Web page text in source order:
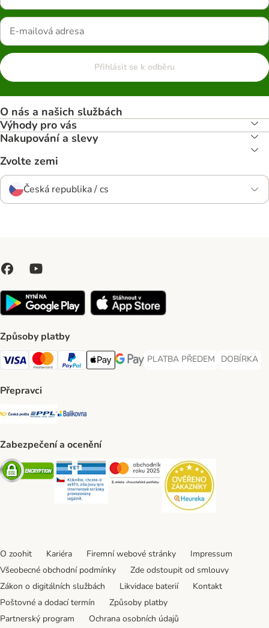
Přihlásit se k odběru
O nás a našich službách
Výhody pro vás
Nakupování a slevy
Zvolte zemi
Česká republika / cs
Způsoby platby
Visa Payment Method
Mastercard Payment Method
PayPal Payment Method
Apple pay Payment Method
GooglePay Payment Method
PLATBA PŘEDEM
PLATBA PŘEDEM Payment
DOBÍRKA
DOBÍRKA
Přepravci
Česká pošta Shipping Method
PPL Shipping Method
Balíkovna Shipping Method
Zabezpečení a ocenění
Security Security Security
O zoohit Kariéra Firemní webové stránky
Impressum
Všeobecné obchodní podmínky
Zde odstoupit od smlouvy
Zákon o digitálních službách
Likvidace baterií
Kontakt
Poštovné a dodací termín
Způsoby platby
Partnerský program
Ochrana osobních údajů